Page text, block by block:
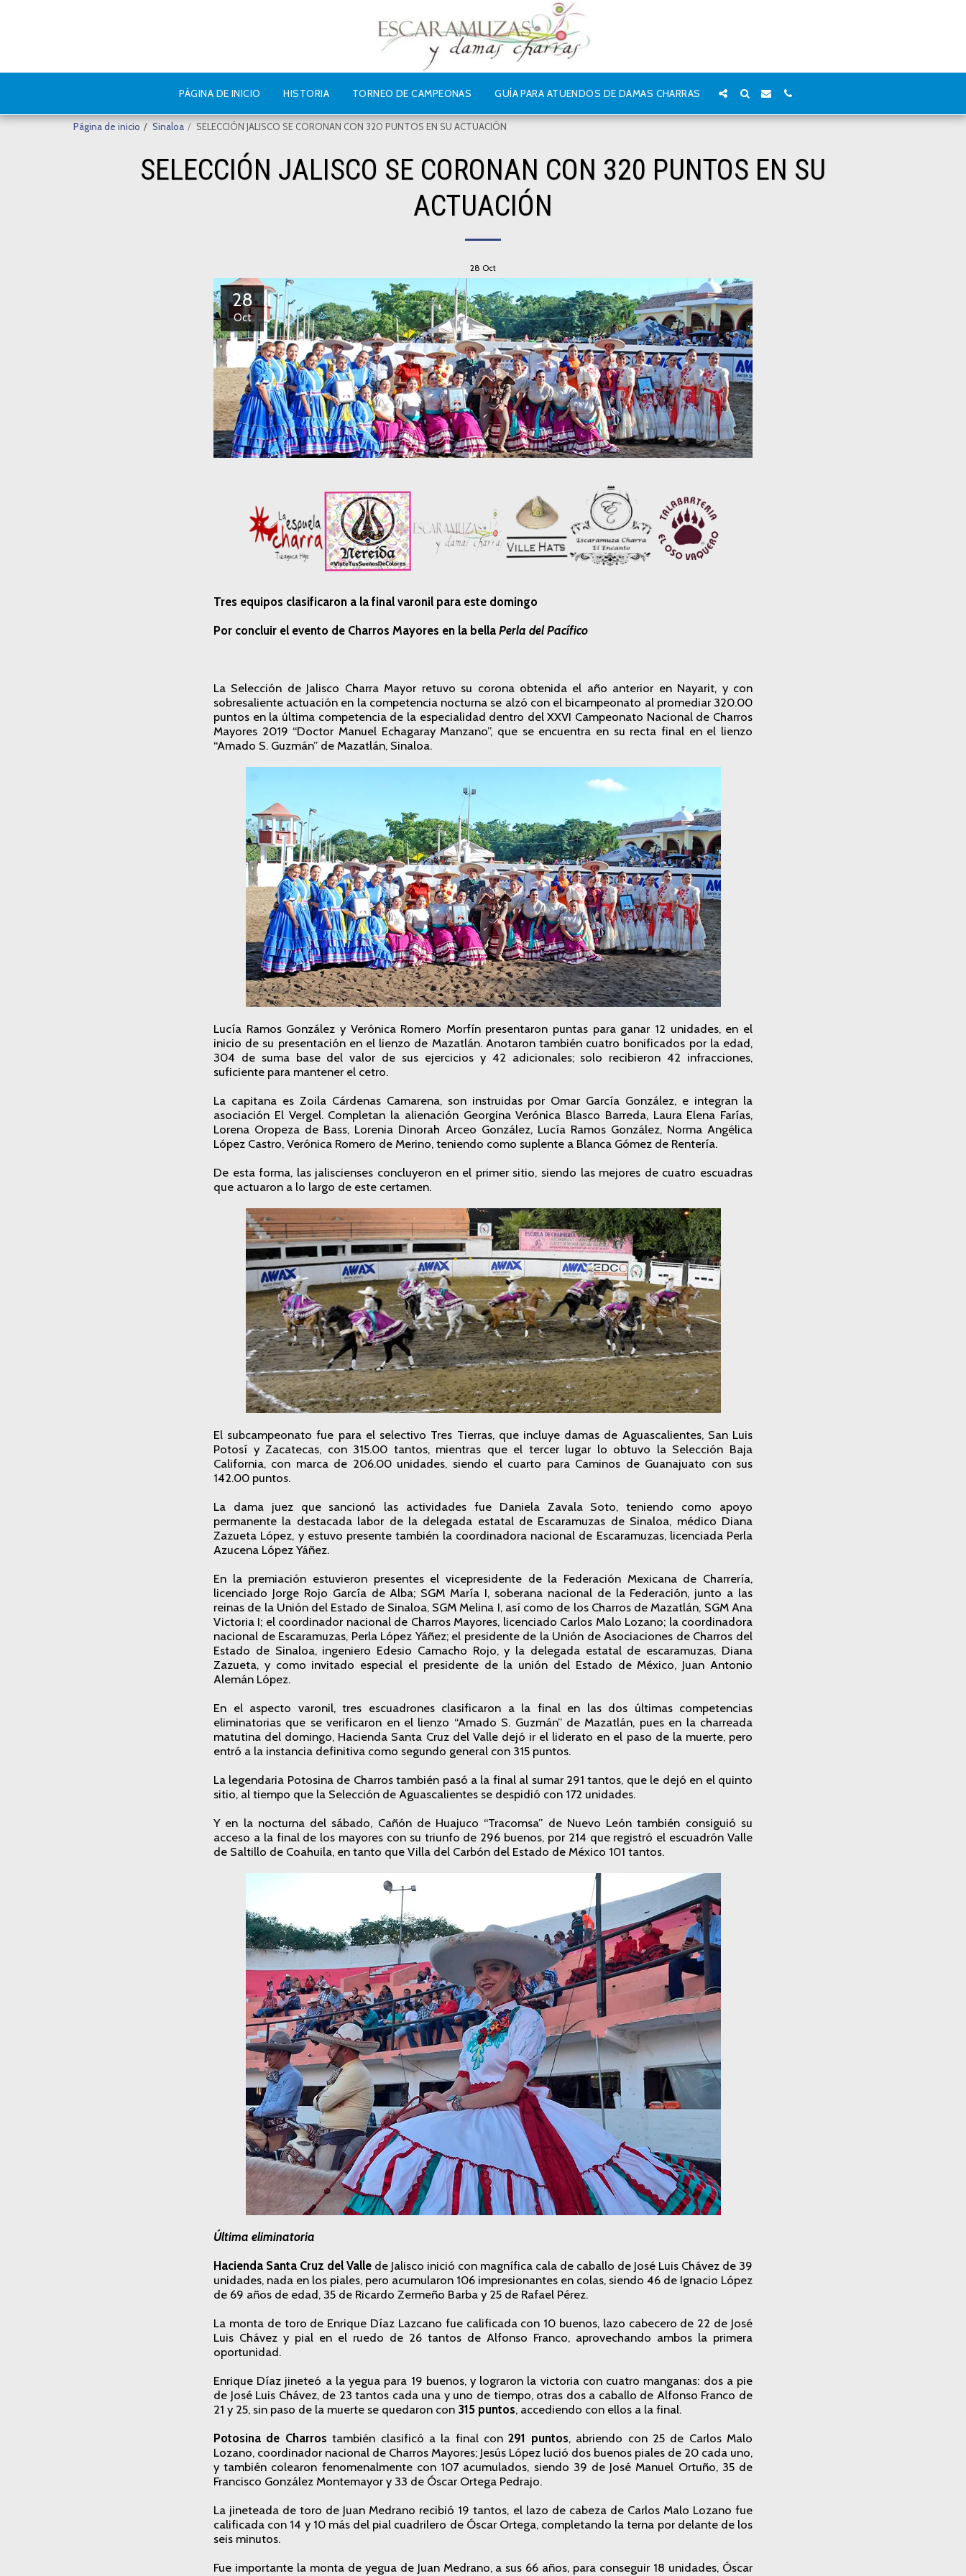
PÁGINA DE INICIO HISTORIA TORNEO DE CAMPEONAS GUÍA PARA ATUENDOS DE DAMAS CHARRAS
Página de inicio Sinaloa SELECCIÓN JALISCO SE CORONAN CON 320 PUNTOS EN SU ACTUACIÓN
SELECCIÓN JALISCO SE CORONAN CON 320 PUNTOS EN SU
ACTUACIÓN
28 Oct
28
Oct
Tres equipos clasificaron a la final varonil para este domingo
Por concluir el evento de Charros Mayores en la bella Perla del Pacífico
La Selección de Jalisco Charra Mayor retuvo su corona obtenida el año anterior en Nayarit, y con
sobresaliente actuación en la competencia nocturna se alzó con el bicampeonato al promediar 320.00
puntos en la última competencia de la especialidad dentro del XXVI Campeonato Nacional de Charros
Mayores 2019 “Doctor Manuel Echagaray Manzano”, que se encuentra en su recta final en el lienzo
“Amado S. Guzmán” de Mazatlán, Sinaloa.
Lucía Ramos González y Verónica Romero Morfín presentaron puntas para ganar 12 unidades, en el
inicio de su presentación en el lienzo de Mazatlán. Anotaron también cuatro bonificados por la edad,
304 de suma base del valor de sus ejercicios y 42 adicionales; solo recibieron 42 infracciones,
suficiente para mantener el cetro.
La capitana es Zoila Cárdenas Camarena, son instruidas por Omar García González, e integran la
asociación El Vergel. Completan la alienación Georgina Verónica Blasco Barreda, Laura Elena Farías,
Lorena Oropeza de Bass, Lorenia Dinorah Arceo González, Lucía Ramos González, Norma Angélica
López Castro, Verónica Romero de Merino, teniendo como suplente a Blanca Gómez de Rentería.
De esta forma, las jaliscienses concluyeron en el primer sitio, siendo las mejores de cuatro escuadras
que actuaron a lo largo de este certamen.
El subcampeonato fue para el selectivo Tres Tierras, que incluye damas de Aguascalientes, San Luis
Potosí y Zacatecas, con 315.00 tantos, mientras que el tercer lugar lo obtuvo la Selección Baja
California, con marca de 206.00 unidades, siendo el cuarto para Caminos de Guanajuato con sus
142.00 puntos.
La dama juez que sancionó las actividades fue Daniela Zavala Soto, teniendo como apoyo
permanente la destacada labor de la delegada estatal de Escaramuzas de Sinaloa, médico Diana
Zazueta López, y estuvo presente también la coordinadora nacional de Escaramuzas, licenciada Perla
Azucena López Yáñez.
En la premiación estuvieron presentes el vicepresidente de la Federación Mexicana de Charrería,
licenciado Jorge Rojo García de Alba; SGM María I, soberana nacional de la Federación, junto a las
reinas de la Unión del Estado de Sinaloa, SGM Melina I, así como de los Charros de Mazatlán, SGM Ana
Victoria I; el coordinador nacional de Charros Mayores, licenciado Carlos Malo Lozano; la coordinadora
nacional de Escaramuzas, Perla López Yáñez; el presidente de la Unión de Asociaciones de Charros del
Estado de Sinaloa, ingeniero Edesio Camacho Rojo, y la delegada estatal de escaramuzas, Diana
Zazueta, y como invitado especial el presidente de la unión del Estado de México, Juan Antonio
Alemán López.
En el aspecto varonil, tres escuadrones clasificaron a la final en las dos últimas competencias
eliminatorias que se verificaron en el lienzo “Amado S. Guzmán” de Mazatlán, pues en la charreada
matutina del domingo, Hacienda Santa Cruz del Valle dejó ir el liderato en el paso de la muerte, pero
entró a la instancia definitiva como segundo general con 315 puntos.
La legendaria Potosina de Charros también pasó a la final al sumar 291 tantos, que le dejó en el quinto
sitio, al tiempo que la Selección de Aguascalientes se despidió con 172 unidades.
Y en la nocturna del sábado, Cañón de Huajuco “Tracomsa” de Nuevo León también consiguió su
acceso a la final de los mayores con su triunfo de 296 buenos, por 214 que registró el escuadrón Valle
de Saltillo de Coahuila, en tanto que Villa del Carbón del Estado de México 101 tantos.
Última eliminatoria
Hacienda Santa Cruz del Valle de Jalisco inició con magnífica cala de caballo de José Luis Chávez de 39
unidades, nada en los piales, pero acumularon 106 impresionantes en colas, siendo 46 de Ignacio López
de 69 años de edad, 35 de Ricardo Zermeño Barba y 25 de Rafael Pérez.
La monta de toro de Enrique Díaz Lazcano fue calificada con 10 buenos, lazo cabecero de 22 de José
Luis Chávez y pial en el ruedo de 26 tantos de Alfonso Franco, aprovechando ambos la primera
oportunidad.
Enrique Díaz jineteó a la yegua para 19 buenos, y lograron la victoria con cuatro manganas: dos a pie
de José Luis Chávez, de 23 tantos cada una y uno de tiempo, otras dos a caballo de Alfonso Franco de
21 y 25, sin paso de la muerte se quedaron con 315 puntos, accediendo con ellos a la final.
Potosina de Charros también clasificó a la final con291 puntos, abriendo con 25 de Carlos Malo
Lozano, coordinador nacional de Charros Mayores; Jesús López lució dos buenos piales de 20 cada uno,
y también colearon fenomenalmente con 107 acumulados, siendo 39 de José Manuel Ortuño, 35 de
Francisco González Montemayor y 33 de Óscar Ortega Pedrajo.
La jineteada de toro de Juan Medrano recibió 19 tantos, el lazo de cabeza de Carlos Malo Lozano fue
calificada con 14 y 10 más del pial cuadrilero de Óscar Ortega, completando la terna por delante de los
seis minutos.
Fue importante la monta de yegua de Juan Medrano, a sus 66 años, para conseguir 18 unidades, Óscar